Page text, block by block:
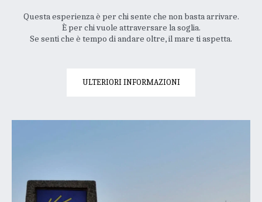
Questa esperienza è per chi sente che non basta arrivare.
È per chi vuole attraversare la soglia.
Se senti che è tempo di andare oltre, il mare ti aspetta.
ULTERIORI INFORMAZIONI